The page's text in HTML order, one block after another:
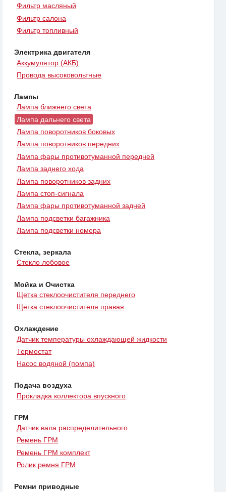
Фильтр масляный
Фильтр салона
Фильтр топливный
Электрика двигателя
Аккумулятор (АКБ)
Провода высоковольтные
Лампы
Лампа ближнего света
Лампа дальнего света
Лампа поворотников боковых
Лампа поворотников передних
Лампа фары противотуманной передней
Лампа заднего хода
Лампа поворотников задних
Лампа стоп-сигнала
Лампа фары противотуманной задней
Лампа подсветки багажника
Лампа подсветки номера
Стекла, зеркала
Стекло лобовое
Мойка и Очистка
Щетка стеклоочистителя переднего
Щетка стеклоочистителя правая
Охлаждение
Датчик температуры охлаждающей жидкости
Термостат
Насос водяной (помпа)
Подача воздуха
Прокладка коллектора впускного
ГРМ
Датчик вала распределительного
Ремень ГРМ
Ремень ГРМ комплект
Ролик ремня ГРМ
Ремни приводные